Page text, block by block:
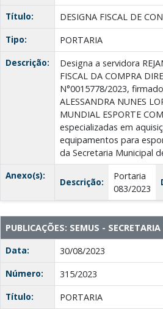
Título:
DESIGNA FISCAL DE
Tipo:
PORTARIA
Descrição:
Designa a servidora
FISCAL DA COMPRA
N°0015778/2023,
ALESSANDRA NUNES
MUNDIAL ESPORTE
especializadas em
equipamentos para
da Secretaria Municipal
Anexo(s):
Descrição:
Portaria
083/2023
PUBLICAÇÕES: SEMUS -
Data:
30/08/2023
Número:
315/2023
Título:
PORTARIA